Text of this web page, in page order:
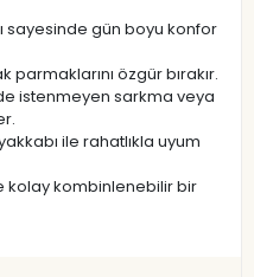
sayesinde gün boyu konfor
parmaklarını özgür bırakır.
istenmeyen sarkma veya
ile rahatlıkla uyum
kolay kombinlenebilir bir